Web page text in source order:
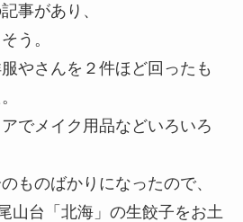
事があり、
。
さんを２件ほど回ったも
メイク用品などいろいろ
のばかりになったので、
「北海」の生餃子をお土